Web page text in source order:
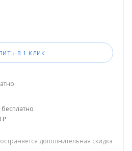
В 1 КЛИК
₽
дополнительная скидка